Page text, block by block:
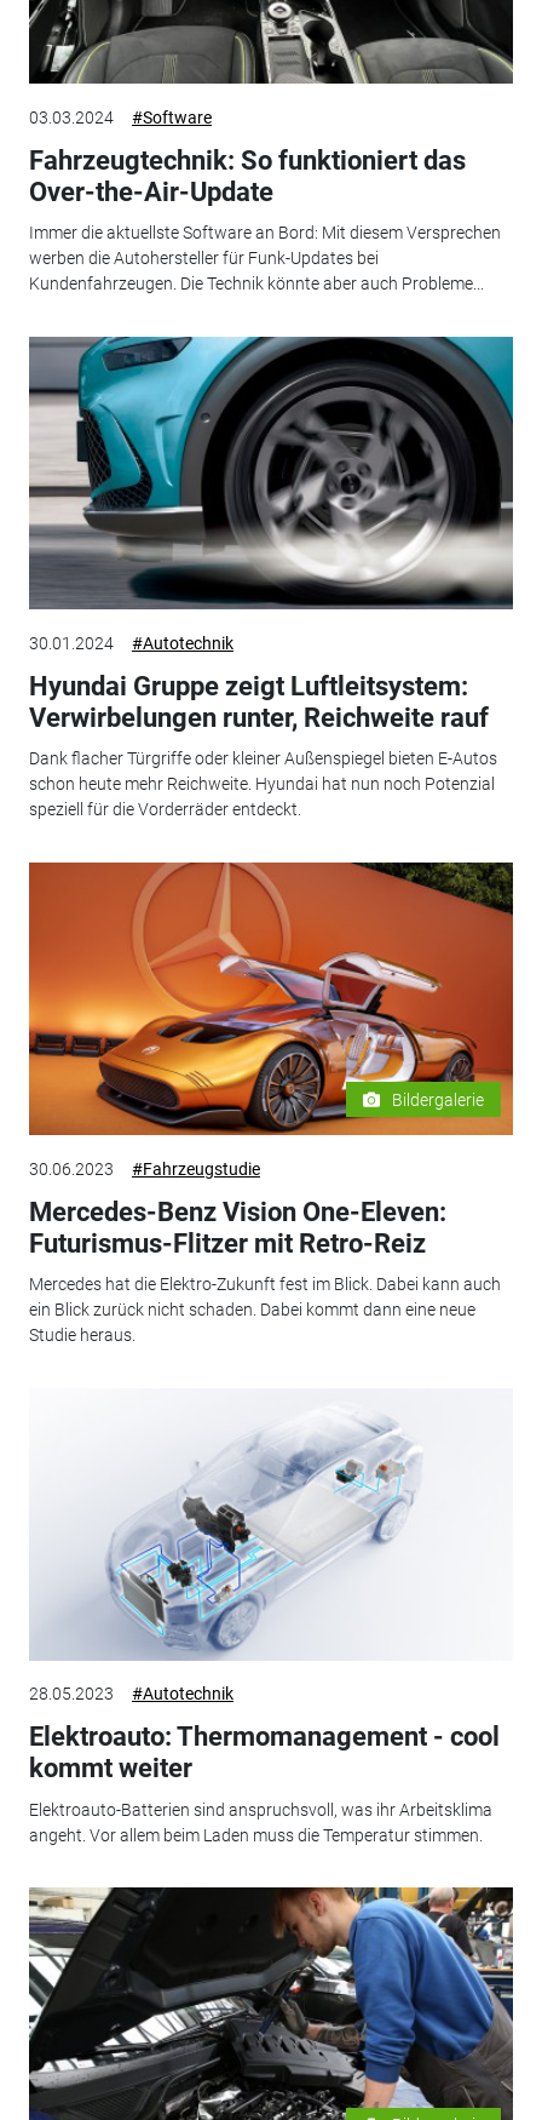
03.03.2024 #Software
Fahrzeugtechnik: So funktioniert das
Over-the-Air-Update
Immer die aktuellste Software an Bord: Mit diesem Versprechen
werben die Autohersteller für Funk-Updates bei
Kundenfahrzeugen. Die Technik könnte aber auch Probleme...
30.01.2024 #Autotechnik
Hyundai Gruppe zeigt Luftleitsystem:
Verwirbelungen runter, Reichweite rauf
Dank flacher Türgriffe oder kleiner Außenspiegel bieten E-Autos
schon heute mehr Reichweite. Hyundai hat nun noch Potenzial
speziell für die Vorderräder entdeckt.
Bildergalerie
30.06.2023 #Fahrzeugstudie
Mercedes-Benz Vision One-Eleven:
Futurismus-Flitzer mit Retro-Reiz
Mercedes hat die Elektro-Zukunft fest im Blick. Dabei kann auch
ein Blick zurück nicht schaden. Dabei kommt dann eine neue
Studie heraus.
28.05.2023 #Autotechnik
Elektroauto: Thermomanagement - cool
kommt weiter
Elektroauto-Batterien sind anspruchsvoll, was ihr Arbeitsklima
angeht. Vor allem beim Laden muss die Temperatur stimmen.